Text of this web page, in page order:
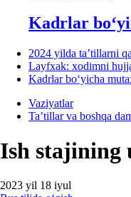
Kadrlar
2024 yilda ta’tillarni
Layfхak: хodimni
Kadrlar boʻyicha
Vaziyatlar
Ta’tillar va boshqa
Ish stajining
2023 yil 18 iyul